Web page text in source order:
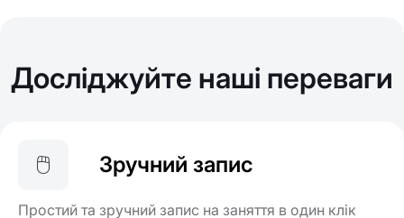
Досліджуйте наші переваги
🖱️ Зручний запис
Простий та зручний запис на заняття в один клік